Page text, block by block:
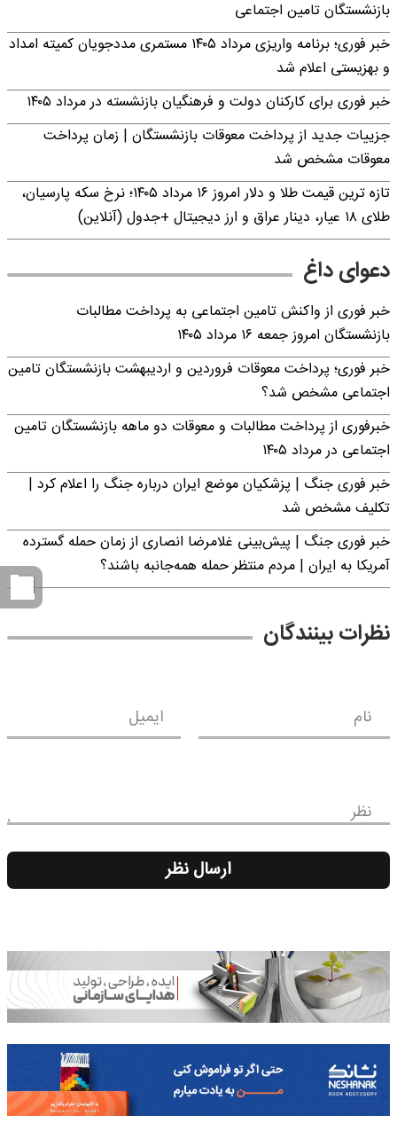
بازنشستگان تامین اجتماعی
خبر فوری؛ برنامه واریزی مرداد ۱۴۰۵ مستمری مددجویان کمیته امداد
و بهزیستی اعلام شد
خبر فوری برای کارکنان دولت و فرهنگیان بازنشسته در مرداد ۱۴۰۵
جزییات جدید از پرداخت معوقات بازنشستگان | زمان پرداخت
معوقات مشخص شد
تازه ترین قیمت طلا و دلار امروز ۱۶ مرداد ۱۴۰۵؛ نرخ سکه پارسیان،
طلای ۱۸ عیار، دینار عراق و ارز دیجیتال +جدول (آنلاین)
دعوای داغ
خبر فوری از واکنش تامین اجتماعی به پرداخت مطالبات
بازنشستگان امروز جمعه ۱۶ مرداد ۱۴۰۵
خبر فوری؛ پرداخت معوقات فروردین و اردیبهشت بازنشستگان تامین
اجتماعی مشخص شد؟
خبرفوری از پرداخت مطالبات و معوقات دو ماهه بازنشستگان تامین
اجتماعی در مرداد ۱۴۰۵
خبر فوری جنگ | پزشکیان موضع ایران درباره جنگ را اعلام کرد |
تکلیف مشخص شد
خبر فوری جنگ | پیش‌بینی غلامرضا انصاری از زمان حمله گسترده
آمریکا به ایران | مردم منتظر حمله همه‌جانبه باشند؟
نظرات بینندگان
نام ایمیل
نظر
ارسال نظر